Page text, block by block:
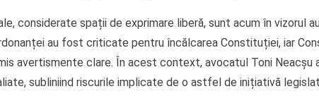
considerate spații de exprimare liberă, sunt acum în vizorul
au fost criticate pentru încălcarea Constituției, iar
avertismente clare. În acest context, avocatul Toni Neacșu
subliniind riscurile implicate de o astfel de inițiativă